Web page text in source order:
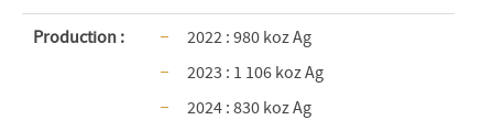
Production :
2022 : 980 koz Ag
2023 : 1 106 koz Ag
2024 : 830 koz Ag